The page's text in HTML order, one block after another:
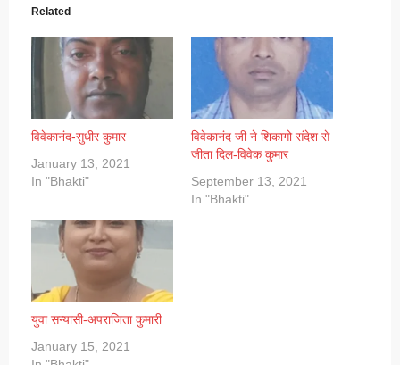
Related
विवेकानंद-सुधीर कुमार
January 13, 2021
In "Bhakti"
विवेकानंद जी ने शिकागो संदेश से
जीता दिल-विवेक कुमार
September 13, 2021
In "Bhakti"
युवा सन्यासी-अपराजिता कुमारी
January 15, 2021